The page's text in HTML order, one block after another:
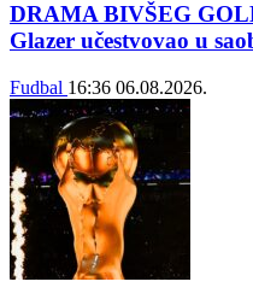
DRAMA BIVŠEG
Glazer učestvovao u
Fudbal 16:36 06.08.2026.